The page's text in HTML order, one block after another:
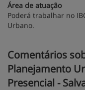
Área de atuação
Poderá trabalhar no
Urbano.
Comentários
Planejamento
Presencial -